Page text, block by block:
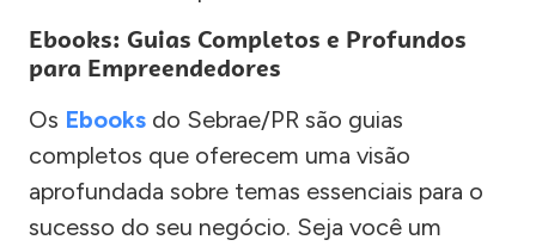
Ebooks: Guias Completos e Profundos
para Empreendedores
Os Ebooks do Sebrae/PR são guias
completos que oferecem uma visão
aprofundada sobre temas essenciais para o
sucesso do seu negócio. Seja você um